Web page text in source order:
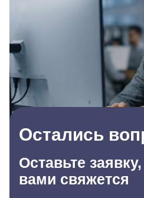
Остались
Оставьте
вами свяжется